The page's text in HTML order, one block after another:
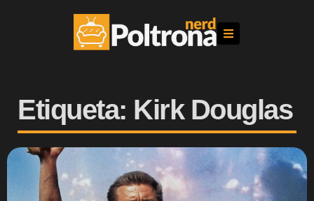
Etiqueta: Kirk Douglas